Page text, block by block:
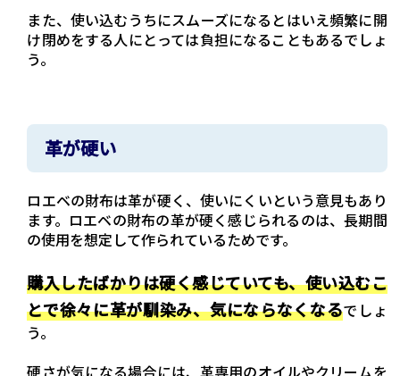
また、使い込むうちにスムーズになるとはいえ頻繁に開
け閉めをする人にとっては負担になることもあるでしょ
う。
革が硬い
ロエベの財布は革が硬く、使いにくいという意見もあり
ます。ロエベの財布の革が硬く感じられるのは、長期間
の使用を想定して作られているためです。
購入したばかりは硬く感じていても、使い込むこ
とで徐々に革が馴染み、気にならなくなるでしょ
う。
硬さが気になる場合には、革専用のオイルやクリームを